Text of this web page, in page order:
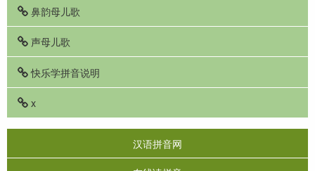
鼻韵母儿歌
声母儿歌
快乐学拼音说明
x
汉语拼音网